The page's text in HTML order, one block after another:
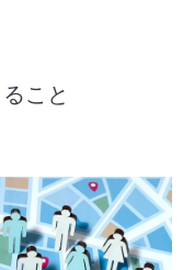
こと